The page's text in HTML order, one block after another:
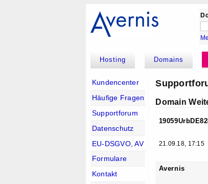
Hosting Domains
Kundencenter
Häufige Fragen
Supportforum
Datenschutz
EU-DSGVO, AV
Formulare
Kontakt
Domain
21.09.18, 17:15
Avernis